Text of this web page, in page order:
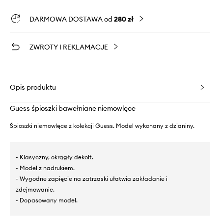
DARMOWA DOSTAWA od 280 zł
ZWROTY I REKLAMACJE
Opis produktu
Guess śpioszki bawełniane niemowlęce
Śpioszki niemowlęce z kolekcji Guess. Model wykonany z dzianiny.
- Klasyczny, okrągły dekolt.
- Model z nadrukiem.
- Wygodne zapięcie na zatrzaski ułatwia zakładanie i
zdejmowanie.
- Dopasowany model.